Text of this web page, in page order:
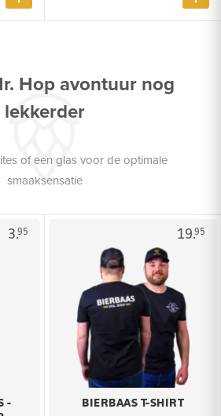
Hop avontuur nog
lekkerder
of een glas voor de optimale
smaaksensatie
3.95
-
19.95
BIERBAAS T-SHIRT